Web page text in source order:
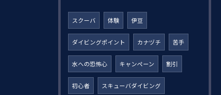
スクーバ 体験 伊豆
ダイビングポイント カナヅチ 苦手
水への恐怖心 キャンペーン 割引
初心者 スキューバダイビング